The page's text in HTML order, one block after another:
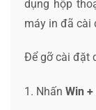
dụng hộp
máy in đã cài
Để gỡ cài đặt
1. Nhấn Win +